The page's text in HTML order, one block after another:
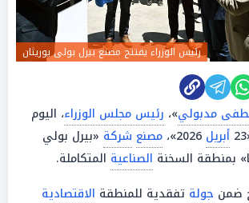
رئيس الوزراء يفتتح مصنع بيرل بولى يوريثان
مدبولي»، رئيس مجلس الوزراء، اليوم
أبريل مصنع شركة «بيرل بولي
بمنطقة السخنة الصناعية المتكاملة.
ضمن جولة تفقدية للمنطقة الاقتصادية